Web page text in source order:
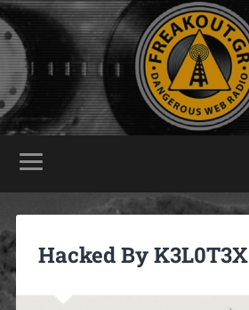
Hacked By K3L0T3X